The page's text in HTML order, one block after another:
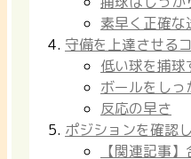
素早く正確な
守備を上達させる
低い球を捕球
ボールをしっ
反応の早さ
ポジションを確認
【関連記事